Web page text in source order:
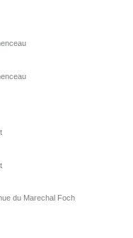
du Marechal Foch